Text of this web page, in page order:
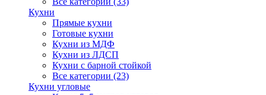
Кухни
Прямые кухни
Готовые кухни
Кухни из МДФ
Кухни из ЛДСП
Кухни с барной стойкой
Все категории (23)
Кухни угловые